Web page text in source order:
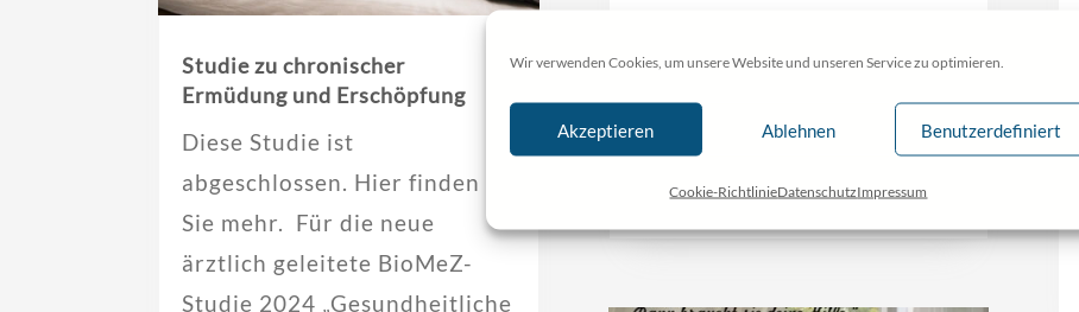
Wir verwenden Cookies, um unsere Website und unseren Service zu optimieren.
Akzeptieren Ablehnen Benutzerdefiniert
Cookie-RichtlinieDatenschutzImpressum
Studie zu chronischer
Ermüdung und Erschöpfung
Diese Studie ist
abgeschlossen. Hier finden
Sie mehr. Für die neue
ärztlich geleitete BioMeZ-
Studie 2024 „Gesundheitliche
Hier erfahren Sie mehr über
andere Studien rund um die
Philippi-Methode:
mehr lesen